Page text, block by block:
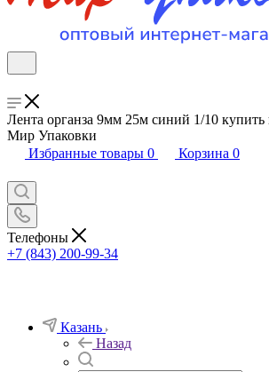
Лента органза 9мм 25м синий 1/10
Мир Упаковки
Избранные товары 0 Корзина 0
Телефоны
+7 (843) 200-99-34
Казань
Назад